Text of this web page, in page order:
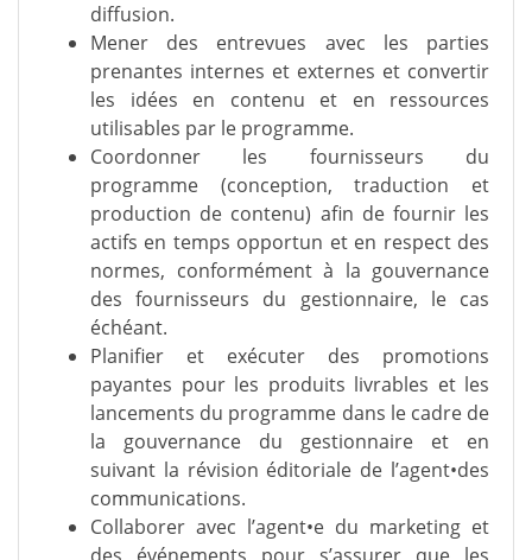
diffusion.
Mener des entrevues avec les parties
prenantes internes et externes et convertir
les idées en contenu et en ressources
utilisables par le programme.
Coordonner les fournisseurs du
programme (conception, traduction et
production de contenu) afin de fournir les
actifs en temps opportun et en respect des
normes, conformément à la gouvernance
des fournisseurs du gestionnaire, le cas
échéant.
Planifier et exécuter des promotions
payantes pour les produits livrables et les
lancements du programme dans le cadre de
la gouvernance du gestionnaire et en
suivant la révision éditoriale de l’agent•des
communications.
Collaborer avec l’agent•e du marketing et